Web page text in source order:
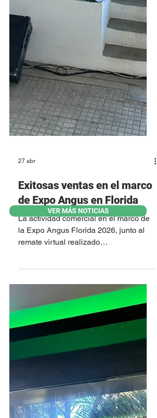
Exitosas ventas en el marco
de Expo Angus en Florida
La actividad comercial en el marco de
la Expo Angus Florida 2026, junto al
posteriormente, confirmó un mercado
firme para la genética Angus, con
buenos niveles de colocación y valores
sostenidos en prácticamente todas las
categorías. En la venta enmarcada en
Expo Angus Florida, a cargo de
Zambrano y Cía., se comercializaron
272 animales, con un promedio
US$ 2.760 y mínimos de US$ 600.
Dentro de los vientres pedigree, l
VER MÁS NOTICIAS